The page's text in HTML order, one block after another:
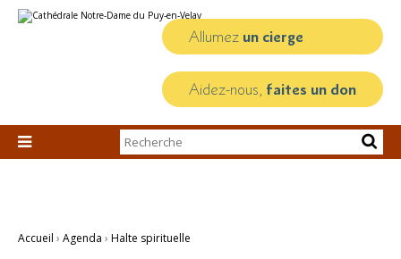
au
personnels
Allumez un cierge
Aidez-nous, faites un don

Chercher par
Recherche
Accueil › Agenda › Halte spirituelle